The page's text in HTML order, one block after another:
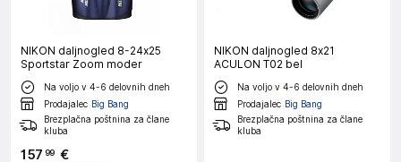
NIKON daljnogled 8-24x25
Sportstar Zoom moder
Na voljo v 4-6 delovnih dneh
Prodajalec Big Bang
Brezplačna poštnina za člane
kluba
157 99 €
NIKON daljnogled 8x21
ACULON T02 bel
Na voljo v 4-6 delovnih dneh
Prodajalec Big Bang
Brezplačna poštnina za člane
kluba